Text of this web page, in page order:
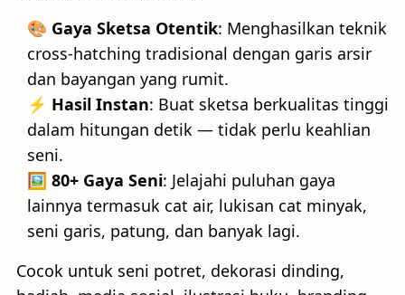
🎨 Gaya Sketsa Otentik: Menghasilkan teknik
cross-hatching tradisional dengan garis arsir
dan bayangan yang rumit.
⚡ Hasil Instan: Buat sketsa berkualitas tinggi
dalam hitungan detik — tidak perlu keahlian
seni.
🖼️ 80+ Gaya Seni: Jelajahi puluhan gaya
lainnya termasuk cat air, lukisan cat minyak,
seni garis, patung, dan banyak lagi.
Cocok untuk seni potret, dekorasi dinding,